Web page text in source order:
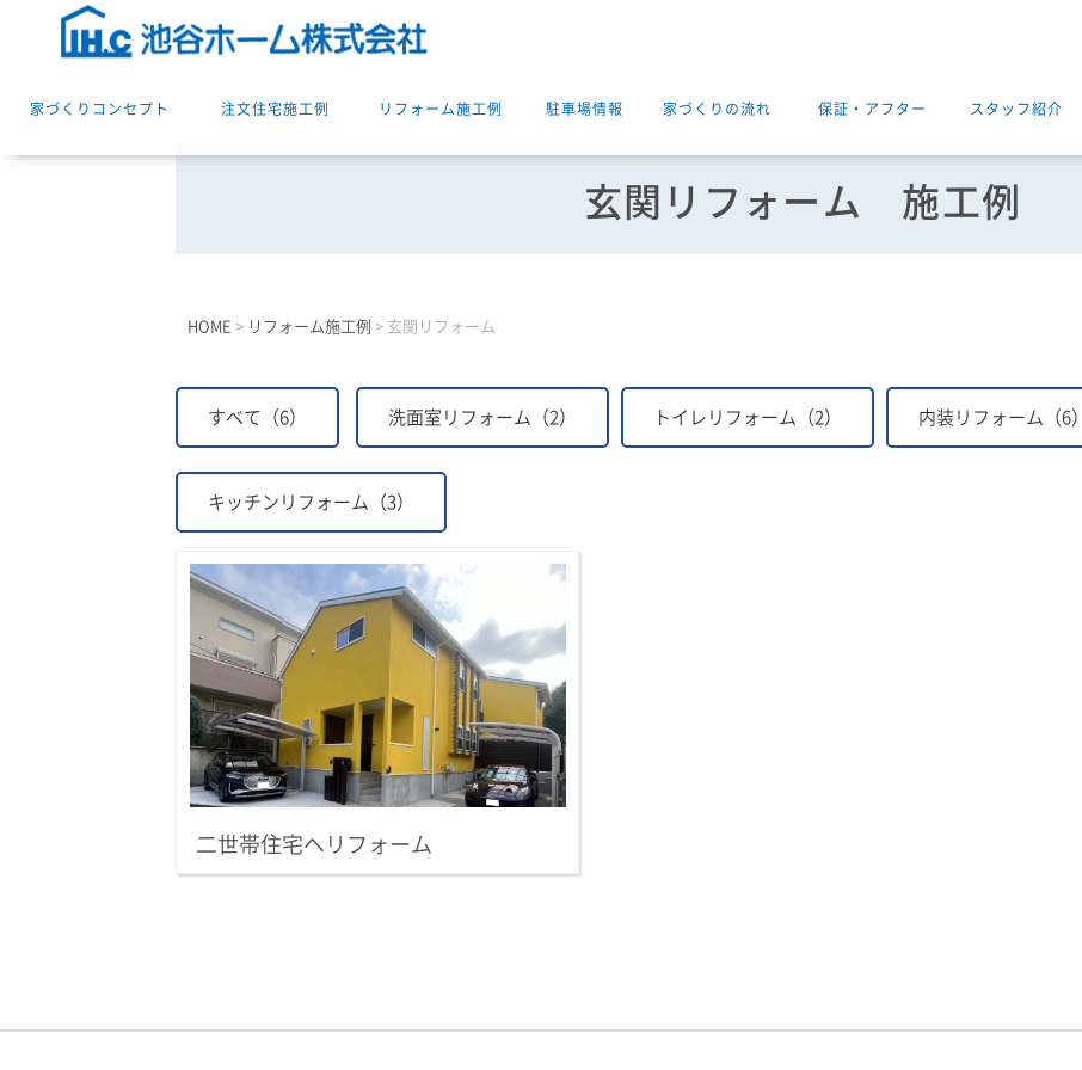
家づくりコンセプト 注文住宅施工例 リフォーム施工例 駐車場情報 家づくりの流れ 保証・アフター スタッフ紹介
玄関リフォーム 施工例
HOME > リフォーム施工例 > 玄関リフォーム
すべて（6） 洗面室リフォーム（2） トイレリフォーム（2） 内装リフォーム（6）
キッチンリフォーム（3）
二世帯住宅へリフォーム